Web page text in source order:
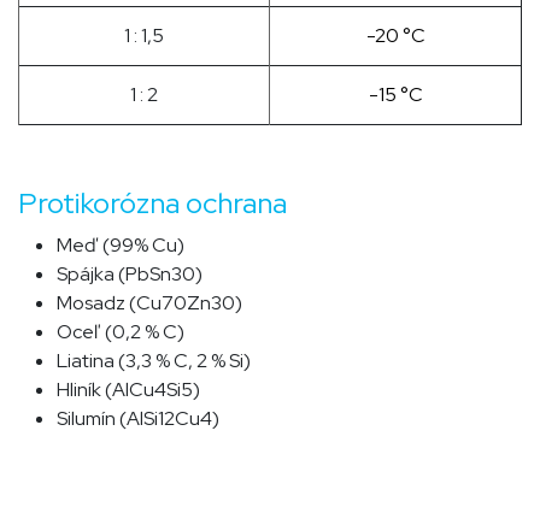
1 : 1,5 -20 °C
1 : 2 -15 °C
Protikorózna ochrana
Meď (99% Cu)
Spájka (PbSn30)
Mosadz (Cu70Zn30)
Oceľ (0,2 % C)
Liatina (3,3 % C, 2 % Si)
Hliník (AlCu4Si5)
Silumín (AlSi12Cu4)